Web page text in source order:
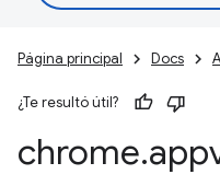
Página principal Docs
¿Te resultó útil?
chrome.